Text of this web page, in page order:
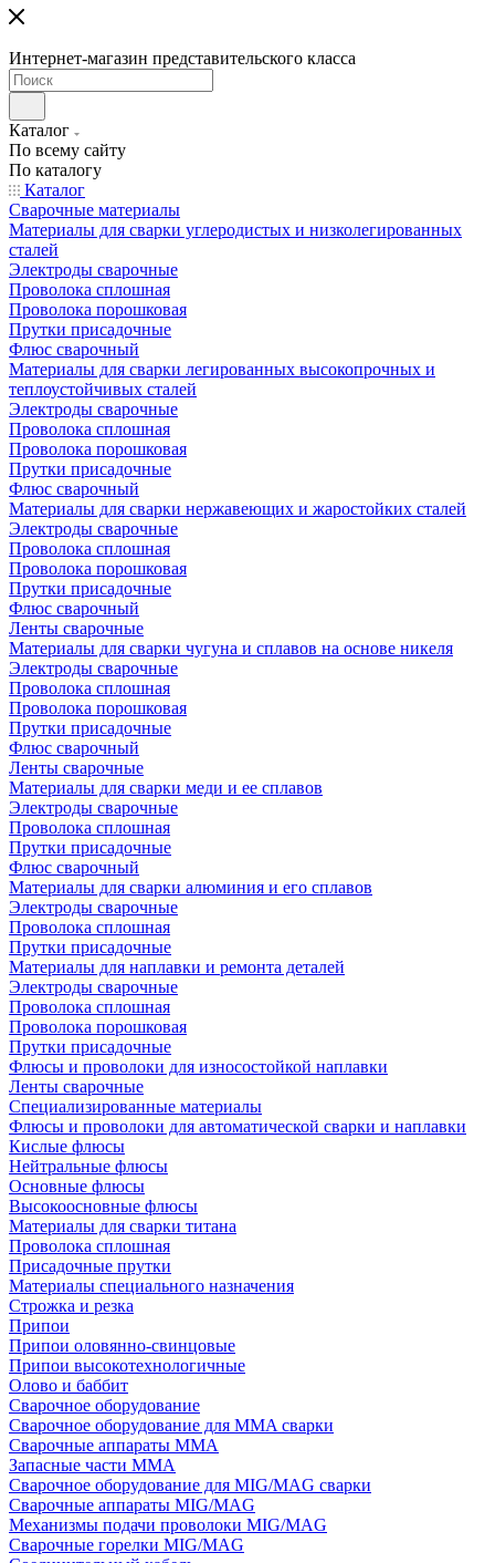
Интернет-магазин представительского класса
Каталог
По всему сайту
По каталогу
Каталог
Сварочные материалы
Материалы для сварки углеродистых и низколегированных
сталей
Электроды сварочные
Проволока сплошная
Проволока порошковая
Прутки присадочные
Флюс сварочный
Материалы для сварки легированных высокопрочных и
теплоустойчивых сталей
Электроды сварочные
Проволока сплошная
Проволока порошковая
Прутки присадочные
Флюс сварочный
Материалы для сварки нержавеющих и жаростойких сталей
Электроды сварочные
Проволока сплошная
Проволока порошковая
Прутки присадочные
Флюс сварочный
Ленты сварочные
Материалы для сварки чугуна и сплавов на основе никеля
Электроды сварочные
Проволока сплошная
Проволока порошковая
Прутки присадочные
Флюс сварочный
Ленты сварочные
Материалы для сварки меди и ее сплавов
Электроды сварочные
Проволока сплошная
Прутки присадочные
Флюс сварочный
Материалы для сварки алюминия и его сплавов
Электроды сварочные
Проволока сплошная
Прутки присадочные
Материалы для наплавки и ремонта деталей
Электроды сварочные
Проволока сплошная
Проволока порошковая
Прутки присадочные
Флюсы и проволоки для износостойкой наплавки
Ленты сварочные
Специализированные материалы
Флюсы и проволоки для автоматической сварки и наплавки
Кислые флюсы
Нейтральные флюсы
Основные флюсы
Высокоосновные флюсы
Материалы для сварки титана
Проволока сплошная
Присадочные прутки
Материалы специального назначения
Строжка и резка
Припои
Припои оловянно-свинцовые
Припои высокотехнологичные
Олово и баббит
Сварочное оборудование
Сварочное оборудование для MMA сварки
Сварочные аппараты MMA
Запасные части MMA
Сварочное оборудование для MIG/MAG сварки
Сварочные аппараты MIG/MAG
Механизмы подачи проволоки MIG/MAG
Сварочные горелки MIG/MAG